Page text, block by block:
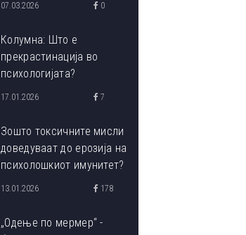
07.03.2026 0
Колумна: Што е
прекрастинација во
психологијата?
17.01.2026 7
Зошто токсичните мисли
доведуваат до ерозија на
психолошкиот имунитет?
13.01.2026 178
„Одење по мермер“ -